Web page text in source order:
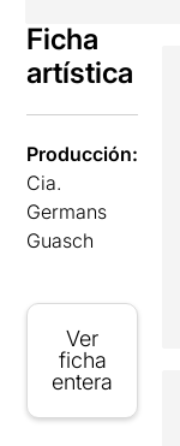
Ficha
artística
Producción:
Cia.
Germans
Guasch
Ver
ficha
entera